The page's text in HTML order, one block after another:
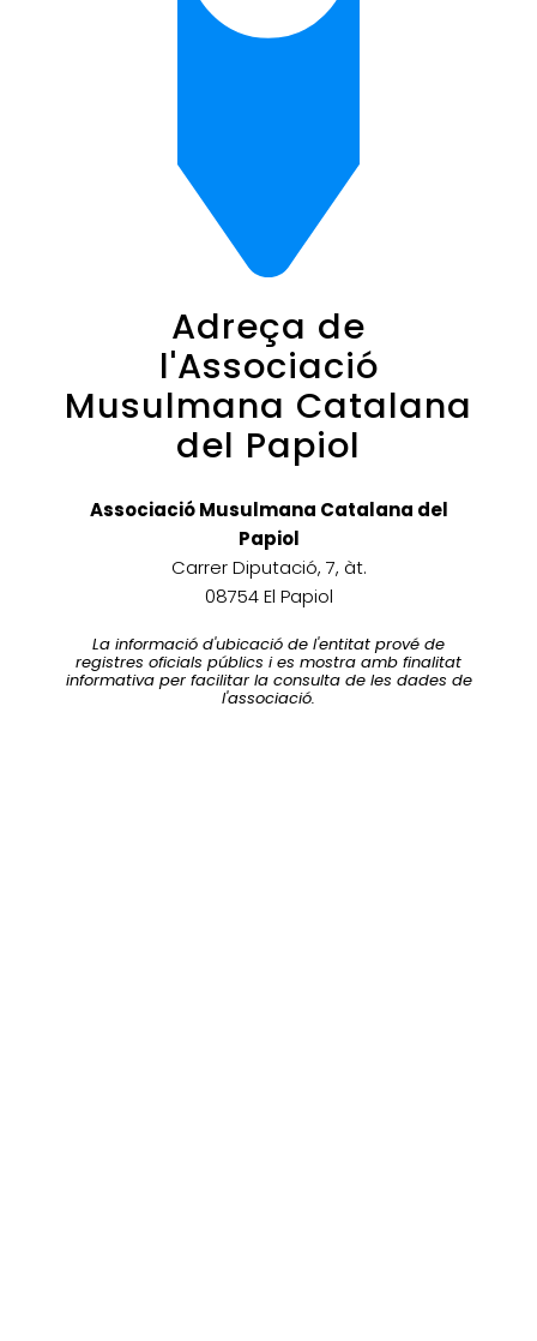
Adreça de
l'Associació
Musulmana Catalana
del Papiol
Associació Musulmana Catalana del
Papiol
Carrer Diputació, 7, àt.
08754 El Papiol
La informació d'ubicació de l'entitat prové de
registres oficials públics i es mostra amb finalitat
informativa per facilitar la consulta de les dades de
l'associació.